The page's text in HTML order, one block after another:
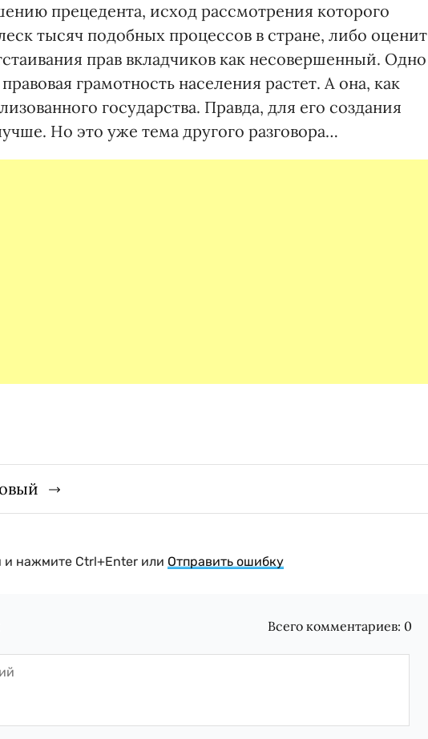
прецедента, исход рассмотрения которого
тысяч подобных процессов в стране, либо оценит
прав вкладчиков как несовершенный. Одно
грамотность населения растет. А она, как
государства. Правда, для его создания
Но это уже тема другого разговора…
нажмите Ctrl+Enter или Отправить ошибку
Всего комментариев: 0